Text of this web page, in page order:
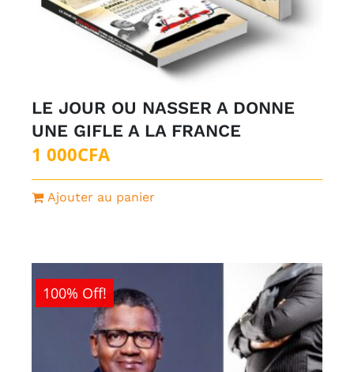
LE JOUR OU NASSER A DONNE
UNE GIFLE A LA FRANCE
1 000CFA
Ajouter au panier
100% Off!